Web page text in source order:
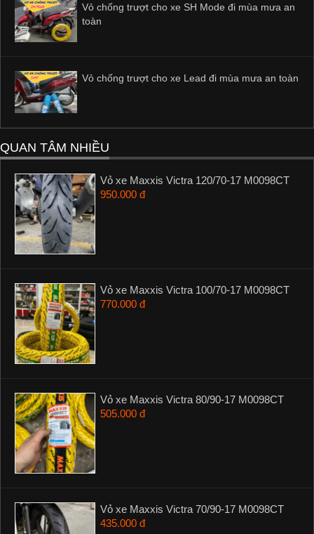
Vỏ chống trượt cho xe SH Mode đi mùa mưa an
toàn
Vỏ chống trượt cho xe Lead đi mùa mưa an toàn
QUAN TÂM NHIỀU
Vỏ xe Maxxis Victra 120/70-17 M0098CT
950.000 đ
Vỏ xe Maxxis Victra 100/70-17 M0098CT
770.000 đ
Vỏ xe Maxxis Victra 80/90-17 M0098CT
505.000 đ
Vỏ xe Maxxis Victra 70/90-17 M0098CT
435.000 đ